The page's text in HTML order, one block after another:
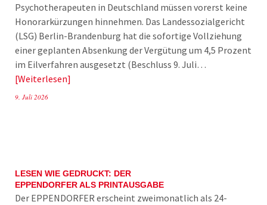
Psychotherapeuten in Deutschland müssen vorerst keine
Honorarkürzungen hinnehmen. Das Landessozialgericht
(LSG) Berlin-Brandenburg hat die sofortige Vollziehung
einer geplanten Absenkung der Vergütung um 4,5 Prozent
im Eilverfahren ausgesetzt (Beschluss 9. Juli…
Weiterlesen
9. Juli 2026
LESEN WIE GEDRUCKT: DER
EPPENDORFER ALS PRINTAUSGABE
Der EPPENDORFER erscheint zweimonatlich als 24-